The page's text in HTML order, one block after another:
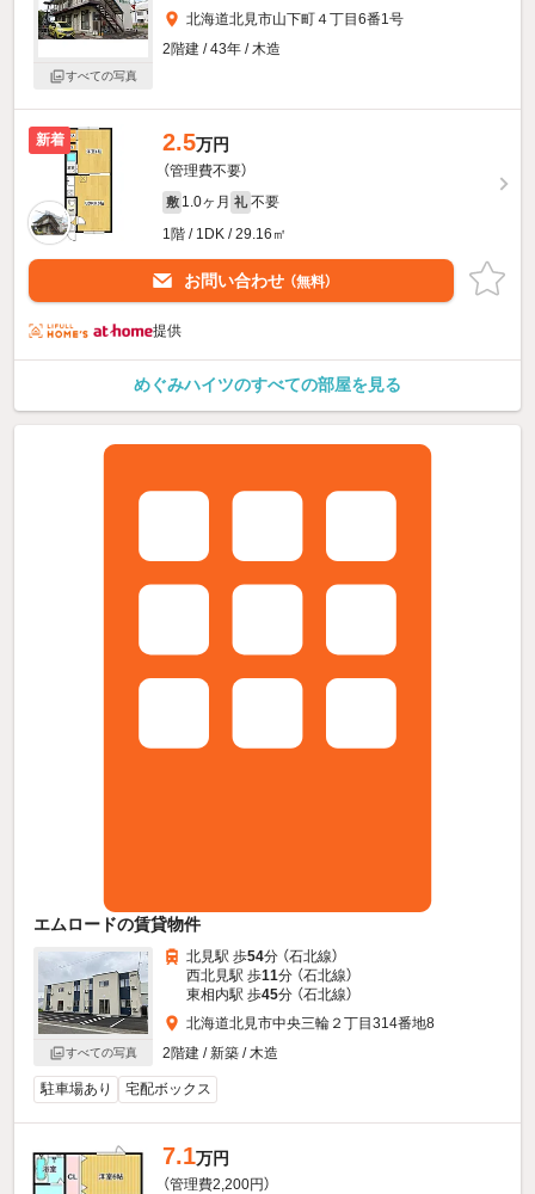
すべての写真
北海道北見市山下町４丁目6番1号
2階建 / 43年 / 木造
新着 2.5万円
（管理費不要）
敷 1.0ヶ月 礼 不要
1階 / 1DK / 29.16㎡
お問い合わせ （無料）
提供
めぐみハイツのすべての部屋を見る
エムロードの賃貸物件
すべての写真
北見駅 歩54分 （石北線）
西北見駅 歩11分 （石北線）
東相内駅 歩45分 （石北線）
北海道北見市中央三輪２丁目314番地8
2階建 / 新築 / 木造
駐車場あり 宅配ボックス
7.1万円
（管理費2,200円）